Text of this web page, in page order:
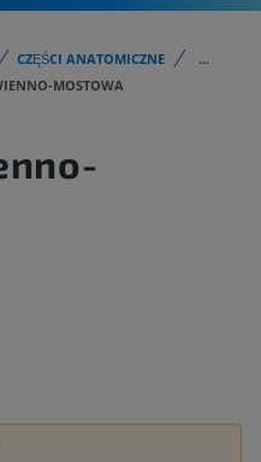
CZĘŚCI ANATOMICZNE
...
MOSTOWA